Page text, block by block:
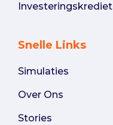
Investeringskrediet
Snelle Links
Simulaties
Over Ons
Stories